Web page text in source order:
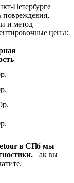
Петербурге
повреждения,
и метод
цены:
в СПб мы
Так вы